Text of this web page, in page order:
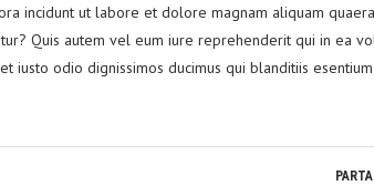
incidunt ut labore et dolore magnam aliquam
Quis autem vel eum iure reprehenderit qui in ea
iusto odio dignissimos ducimus qui blanditiis